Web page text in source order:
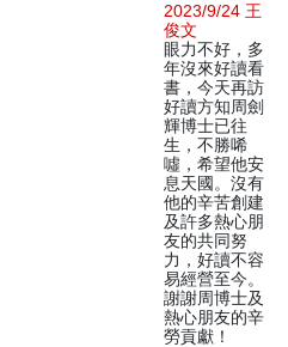
2023/9/24 王
俊文
眼力不好，多
年沒來好讀看
書，今天再訪
好讀方知周劍
輝博士已往
生，不勝唏
噓，希望他安
息天國。沒有
他的辛苦創建
及許多熱心朋
友的共同努
力，好讀不容
易經營至今。
謝謝周博士及
熱心朋友的辛
勞貢獻！